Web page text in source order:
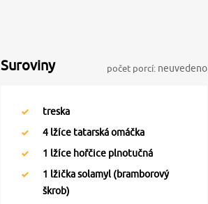
Suroviny počet porcí: neuvedeno
treska
4 lžíce tatarská omáčka
1 lžíce hořčice plnotučná
1 lžička solamyl (bramborový
škrob)